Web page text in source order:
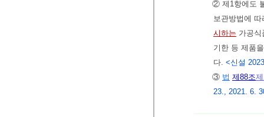
② 제1항에도
보관방법에
시하는 가공
기한 등 제품
다. <신설
③ 법 제88조
23., 2021. 6.